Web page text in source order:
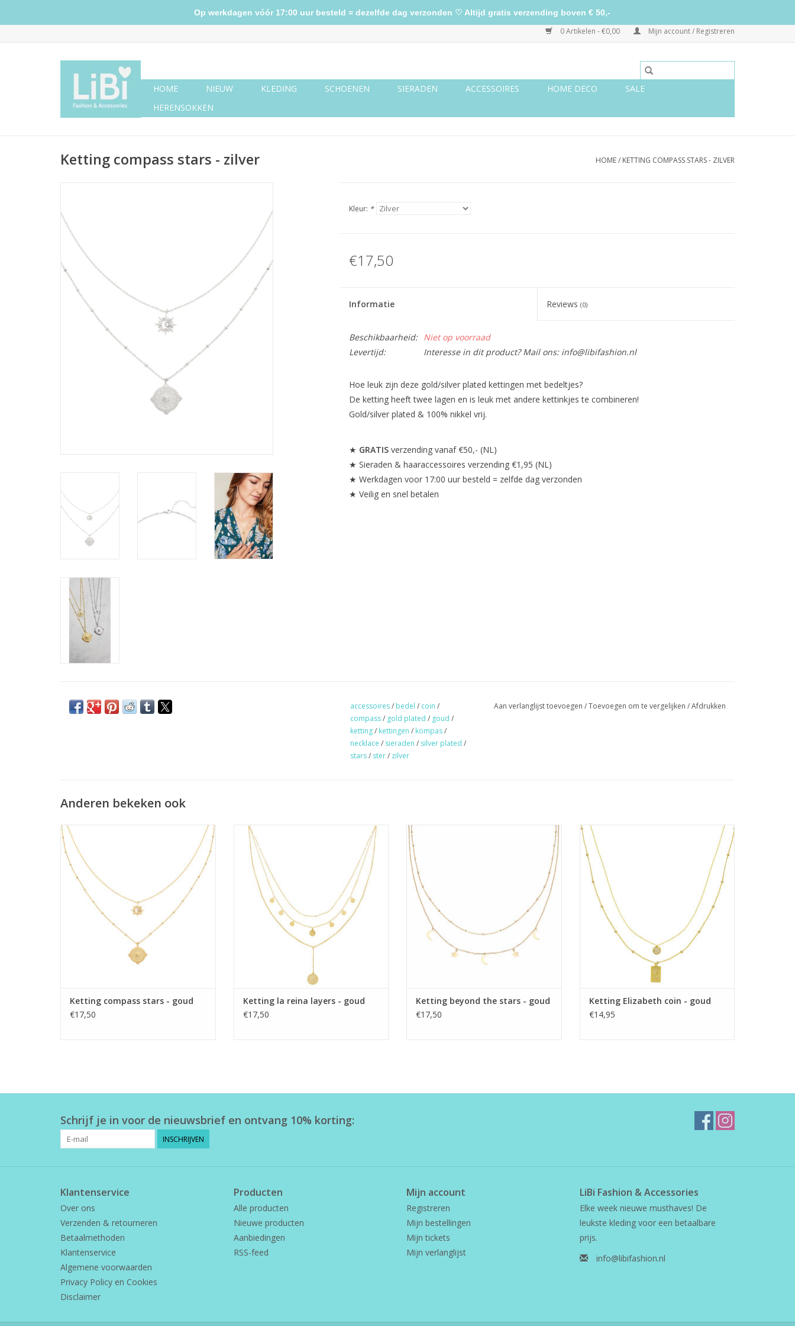
0 Artikelen - €0,00 Mijn account / Registreren
HOME NIEUW KLEDING SCHOENEN SIERADEN ACCESSOIRES HOME DECO
SALE
HERENSOKKEN
Ketting compass stars - zilver HOME/ KETTING COMPASS STARS - ZILVER
Kleur: *
€17,50
Informatie Reviews(0)
Beschikbaarheid:
Niet op voorraad
Levertijd:
Interesse in dit product? Mail ons: info@libifashion.nl
Hoe leuk zijn deze gold/silver plated kettingen met bedeltjes?
De ketting heeft twee lagen en is leuk met andere kettinkjes te combineren!
Gold/silver plated & 100% nikkel vrij.
★ GRATISverzending vanaf €50,- (NL)
★ Sieraden & haaraccessoires verzending €1,95 (NL)
★ Werkdagen voor 17:00 uur besteld = zelfde dag verzonden
★ Veilig en snel betalen
accessoires/ bedel / coin /
compass/ gold plated / goud /
ketting/ kettingen / kompas/
necklace / sieraden / silver plated /
stars/ ster/ zilver
Aan verlanglijst toevoegen /Toevoegen om te vergelijken /Afdrukken
Anderen bekeken ook
Ketting compass stars - goud
€17,50
Ketting la reina layers - goud
€17,50
Ketting beyond the stars - goud
€17,50
Ketting Elizabeth coin - goud
€14,95
Schrijf je in voor de nieuwsbrief en ontvang 10% korting:
INSCHRIJVEN
Klantenservice
Over ons
Verzenden & retourneren
Betaalmethoden
Klantenservice
Algemene voorwaarden
Privacy Policy en Cookies
Disclaimer
Producten
Alle producten
Nieuwe producten
Aanbiedingen
RSS-feed
Mijn account
Registreren
Mijn bestellingen
Mijn tickets
Mijn verlanglijst
LiBi Fashion & Accessories
Elke week nieuwe musthaves! De
leukste kleding voor een betaalbare
prijs.
info@libifashion.nl
Op werkdagen vóór 17:00 uur besteld = dezelfde dag verzonden ♡ Altijd gratis verzending boven € 50,-